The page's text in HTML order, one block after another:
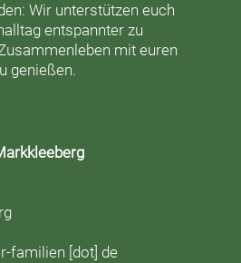
Wir unterstützen euch
entspannter zu
mit euren
genießen.
familien [dot] de